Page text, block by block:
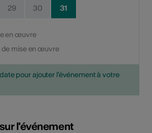
29 30 31
en œuvre
de mise en œuvre
pour ajouter l'événement à votre
l'événement